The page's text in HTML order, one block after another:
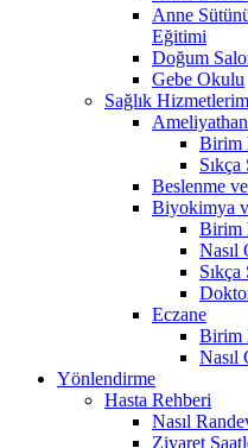
Anne
Eğitimi
Doğum
Gebe Okulu
Sağlık
Birim
Beslenme
Biyokimya
Birim
Nasıl
Eczane
Birim
Nasıl
Yönlendirme
Hasta Rehberi
Nasıl
Ziyaret